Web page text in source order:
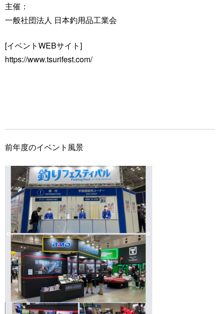
主催：
一般社団法人 日本釣用品工業会
[イベントWEBサイト]
https://www.tsurifest.com/
前年度のイベント風景